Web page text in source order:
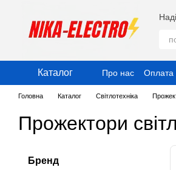
Каталог Про нас Оплата
Публічний
Головна Каталог Світлотехніка
Прожектори
Бренд